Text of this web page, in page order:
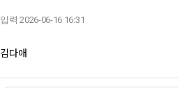
입력 2026-06-16 16:31
김다애